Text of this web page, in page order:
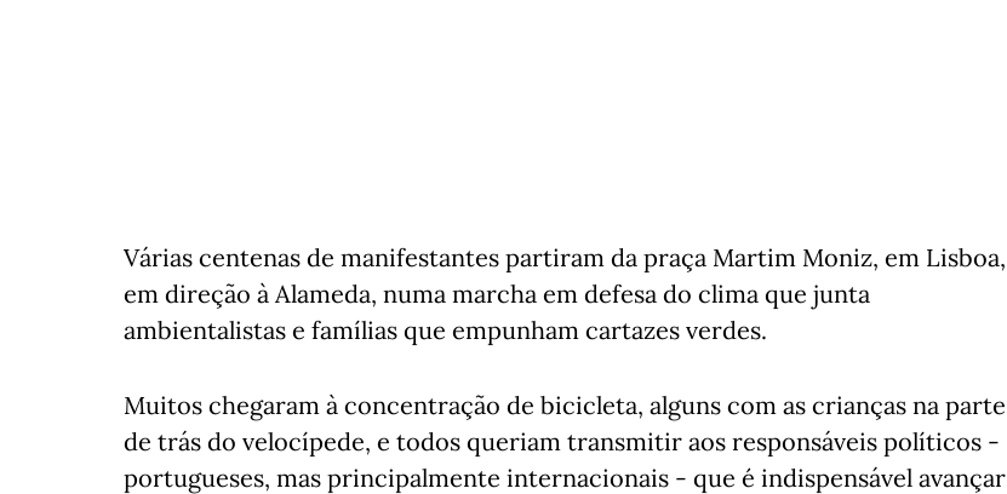
Várias centenas de manifestantes partiram da praça Martim Moniz, em Lisboa,
em direção à Alameda, numa marcha em defesa do clima que junta
ambientalistas e famílias que empunham cartazes verdes.
Muitos chegaram à concentração de bicicleta, alguns com as crianças na parte
de trás do velocípede, e todos queriam transmitir aos responsáveis políticos -
portugueses, mas principalmente internacionais - que é indispensável avançar